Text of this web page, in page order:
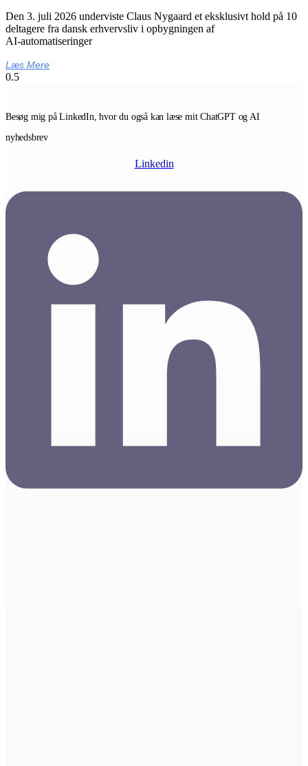
Den 3. juli 2026 underviste Claus Nygaard et eksklusivt hold på 10
deltagere fra dansk erhvervsliv i opbygningen af
AI‑automatiseringer
Læs Mere
Besøg mig på LinkedIn, hvor du også kan læse mit ChatGPT og AI
nyhedsbrev
Linkedin